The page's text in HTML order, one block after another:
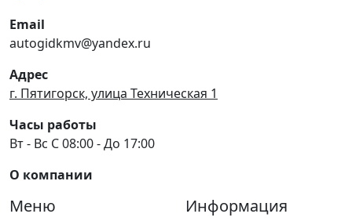
Email
autogidkmv@yandex.ru
Адрес
г. Пятигорск, улица Техническая 1
Часы работы
Вт - Вс С 08:00 - До 17:00
О компании
Меню Информация